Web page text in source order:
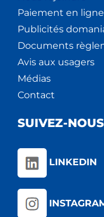
Paiement en ligne
Publicités
Documents
Avis aux usagers
Médias
Contact
SUIVEZ-NOUS
LINKEDIN